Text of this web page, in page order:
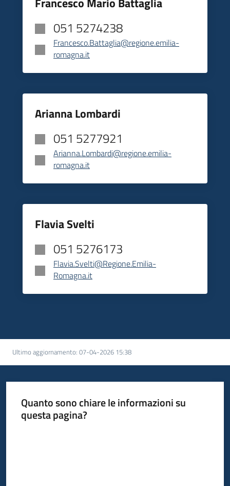
051 5274238
Francesco.Battaglia@regione.emilia-
romagna.it
Arianna Lombardi
051 5277921
Arianna.Lombardi@regione.emilia-
romagna.it
Flavia Svelti
051 5276173
Flavia.Svelti@Regione.Emilia-
Romagna.it
Ultimo aggiornamento: 07-04-2026 15:38
Quanto sono chiare le informazioni su
questa pagina?